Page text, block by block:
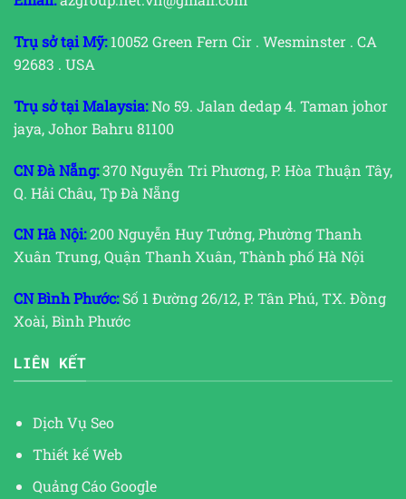
Trụ sở tại Mỹ:10052 Green Fern Cir . Wesminster . CA
92683 . USA
Trụ sở tại Malaysia:No 59. Jalan dedap 4. Taman johor
jaya, Johor Bahru 81100
CN Đà Nẵng:370 Nguyễn Tri Phương, P. Hòa Thuận Tây,
Q. Hải Châu, Tp Đà Nẵng
CN Hà Nội:200 Nguyễn Huy Tưởng, Phường Thanh
Xuân Trung, Quận Thanh Xuân, Thành phố Hà Nội
CN Bình Phước:Số 1 Đường 26/12, P. Tân Phú, TX. Đồng
Xoài, Bình Phước
LIÊN KẾT
Dịch Vụ Seo
Thiết kế Web
Quảng Cáo Google